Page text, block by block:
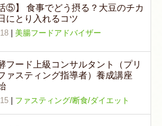
⑤】 食事でどう摂る？大豆のチカ
にとり入れるコツ
| 美腸フードアドバイザー
フード上級コンサルタント（プリ
ァスティング指導者）養成講座
| ファスティング/断食/ダイエット